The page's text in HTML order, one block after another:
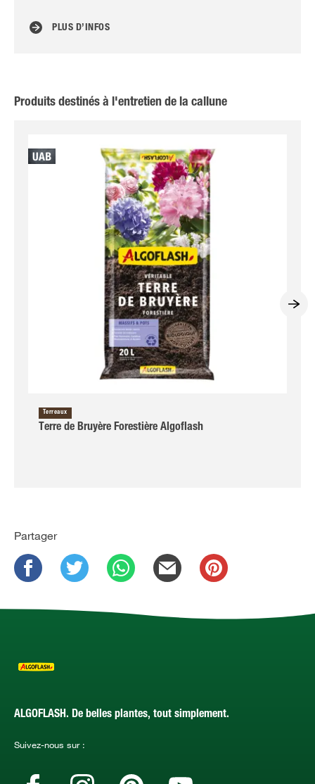
PLUS D’INFOS
Produits destinés à l'entretien de la callune
Terreaux
Terre de Bruyère Forestière Algoflash
Partager
ALGOFLASH. De belles plantes, tout simplement.
Suivez-nous sur :